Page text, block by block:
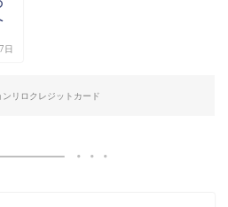
日
リロクレジットカード